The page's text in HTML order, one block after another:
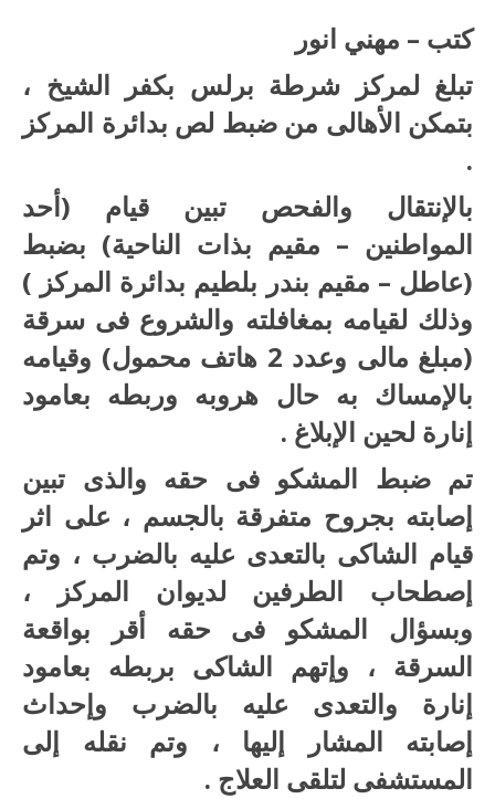
الشيخ
ربطه
الاهالي
في
عمود
انارة
بعد
بالسرقة
مغلقة
كتب – مهني انور
تبلغ لمركز شرطة برلس بكفر الشيخ ،
بتمكن الأهالى من ضبط لص بدائرة المركز
بالإنتقال والفحص تبين قيام (أحد
المواطنين – مقيم بذات الناحية) بضبط
(عاطل – مقيم بندر بلطيم بدائرة المركز )
وذلك لقيامه بمغافلته والشروع فى سرقة
(مبلغ مالى وعدد 2 هاتف محمول) وقيامه
بالإمساك به حال هروبه وربطه بعامود
إنارة لحين الإبلاغ .
تم ضبط المشكو فى حقه والذى تبين
إصابته بجروح متفرقة بالجسم ، على اثر
قيام الشاكى بالتعدى عليه بالضرب ، وتم
إصطحاب الطرفين لديوان المركز ،
وبسؤال المشكو فى حقه أقر بواقعة
السرقة ، وإتهم الشاكى بربطه بعامود
إنارة والتعدى عليه بالضرب وإحداث
إصابته المشار إليها ، وتم نقله إلى
المستشفى لتلقى العلاج .